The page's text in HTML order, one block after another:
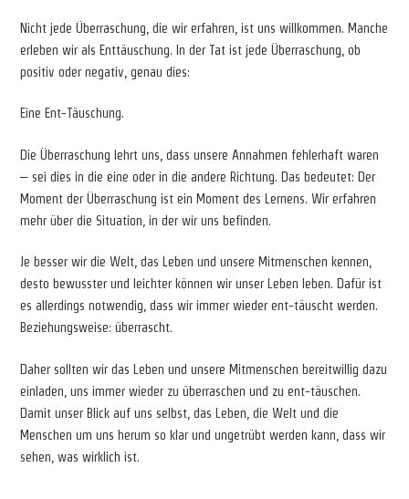
Nicht jede Überraschung, die wir erfahren, ist uns willkommen. Manche
erleben wir als Enttäuschung. In der Tat ist jede Überraschung, ob
positiv oder negativ, genau dies:
Eine Ent-Täuschung.
Die Überraschung lehrt uns, dass unsere Annahmen fehlerhaft waren
– sei dies in die eine oder in die andere Richtung. Das bedeutet: Der
Moment der Überraschung ist ein Moment des Lernens. Wir erfahren
mehr über die Situation, in der wir uns befinden.
Je besser wir die Welt, das Leben und unsere Mitmenschen kennen,
desto bewusster und leichter können wir unser Leben leben. Dafür ist
es allerdings notwendig, dass wir immer wieder ent-täuscht werden.
Beziehungsweise: überrascht.
Daher sollten wir das Leben und unsere Mitmenschen bereitwillig dazu
einladen, uns immer wieder zu überraschen und zu ent-täuschen.
Damit unser Blick auf uns selbst, das Leben, die Welt und die
Menschen um uns herum so klar und ungetrübt werden kann, dass wir
sehen, was wirklich ist.